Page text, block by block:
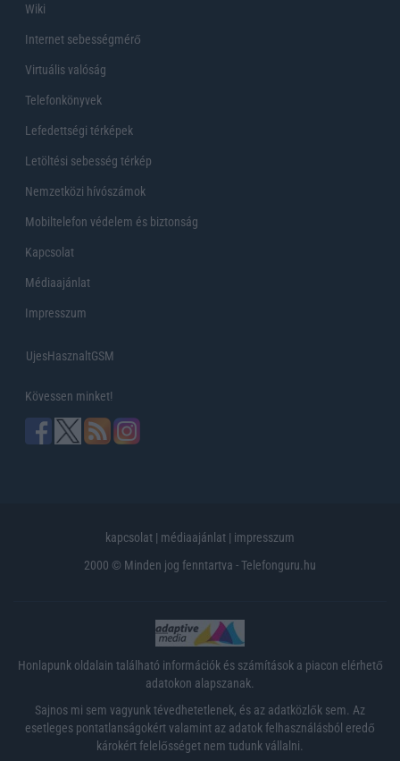
Wiki
Internet sebességmérő
Virtuális valóság
Telefonkönyvek
Lefedettségi térképek
Letöltési sebesség térkép
Nemzetközi hívószámok
Mobiltelefon védelem és biztonság
Kapcsolat
Médiaajánlat
Impresszum
UjesHasznaltGSM
Kövessen minket!
kapcsolat | médiaajánlat | impresszum
2000 © Minden jog fenntartva - Telefonguru.hu
Honlapunk oldalain található információk és számítások a piacon elérhető
adatokon alapszanak.
Sajnos mi sem vagyunk tévedhetetlenek, és az adatközlők sem. Az
esetleges pontatlanságokért valamint az adatok felhasználásból eredő
károkért felelősséget nem tudunk vállalni.